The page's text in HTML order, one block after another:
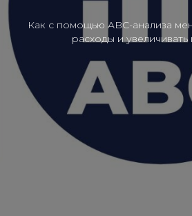
Как с помощью ABC-анализа
расходы и